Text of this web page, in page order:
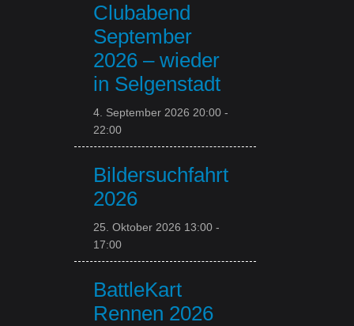
Clubabend
September
2026 – wieder
in Selgenstadt
4. September 2026 20:00 -
22:00
Bildersuchfahrt
2026
25. Oktober 2026 13:00 -
17:00
BattleKart
Rennen 2026